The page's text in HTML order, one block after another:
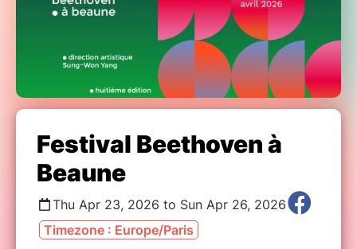
Festival Beethoven à
Beaune
Thu Apr 23, 2026 to Sun Apr 26, 2026
Timezone : Europe/Paris